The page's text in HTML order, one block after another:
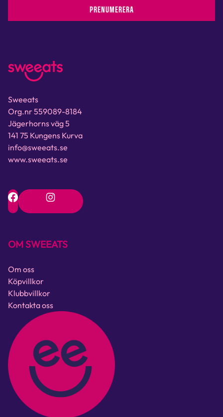
PRENUMERERA
Sweeats
Org.nr 559089-8184
Jägerhorns väg 5
141 75 Kungens Kurva
info@sweeats.se
www.sweeats.se
OM SWEEATS
Om oss
Köpvillkor
Klubbvillkor
Kontakta oss